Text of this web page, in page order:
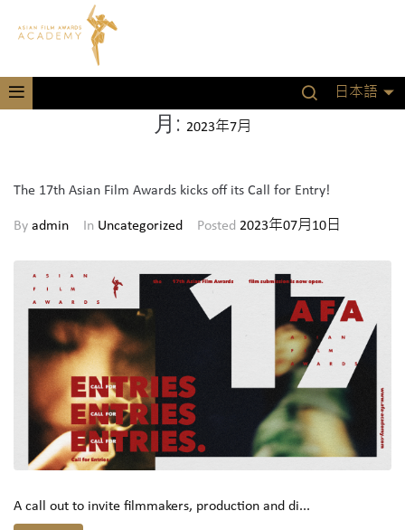
日本語
月: 2023年7月
The 17th Asian Film Awards kicks off its Call for Entry!
By admin In Uncategorized Posted 2023年07月10日
A call out to invite filmmakers, production and di...